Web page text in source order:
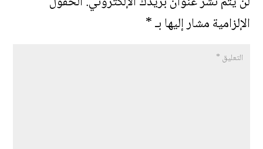
الإلزامية مشار إليها بـ*